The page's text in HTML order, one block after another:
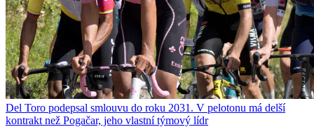
Del Toro podepsal smlouvu do roku 2031. V pelotonu má delší
kontrakt než Pogačar, jeho vlastní týmový lídr